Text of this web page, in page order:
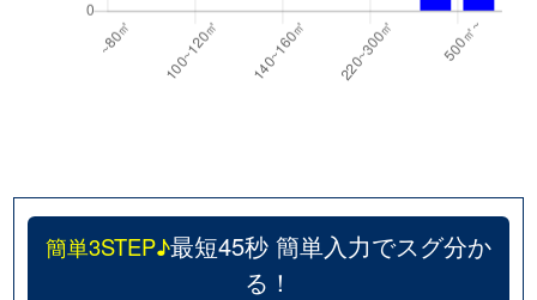
簡単3STEP♪最短45秒 簡単入力でスグ分か
る！